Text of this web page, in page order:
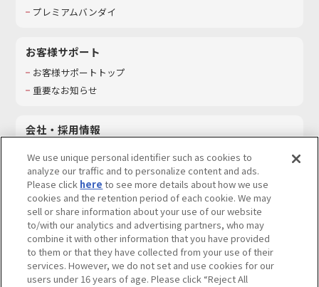
プレミアムバンダイ
お客様サポート
お客様サポートトップ
重要なお知らせ
会社・採用情報
採用情報
サステナビリティ
お問い合わせ
ウェブサイトご利用条件 ソーシャルメディアポリシー
We use unique personal identifier such as cookies to
analyze our traffic and to personalize content and ads.
Please click here to see more details about how we use
cookies and the retention period of each cookie. We may
sell or share information about your use of our website
to/with our analytics and advertising partners, who may
combine it with other information that you have provided
to them or that they have collected from your use of their
services. However, we do not set and use cookies for our
users under 16 years of age. Please click “Reject All